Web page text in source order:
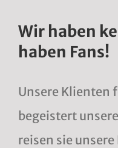
Wir haben
haben Fans!
Unsere Klienten
begeistert
reisen sie